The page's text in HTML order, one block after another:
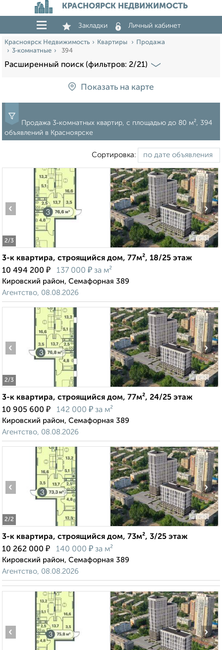
КРАСНОЯРСК НЕДВИЖИМОСТЬ
Закладки Личный кабинет
Красноярск Недвижимость Квартиры
Продажа
3‑комнатные
394
Расширенный поиск (фильтров: 2/21)
Показать на карте
Продажа 3‑комнатных квартир, c площадью до 80 м², 394
объявлений в Красноярске
Сортировка:
2/3
‹ ›
3-к квартира, строящийся дом, 77м², 18/25 этаж
10 494 200 ₽ 137 000 ₽ за м²
Кировский район, Семафорная 389
Агентство, 08.08.2026
2/3
‹ ›
3-к квартира, строящийся дом, 77м², 24/25 этаж
10 905 600 ₽ 142 000 ₽ за м²
Кировский район, Семафорная 389
Агентство, 08.08.2026
2/2
‹ ›
3-к квартира, строящийся дом, 73м², 3/25 этаж
10 262 000 ₽ 140 000 ₽ за м²
Кировский район, Семафорная 389
Агентство, 08.08.2026
‹ ›